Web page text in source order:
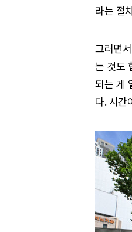
라는 절
그러면
는 것도
되는 게
다. 시간